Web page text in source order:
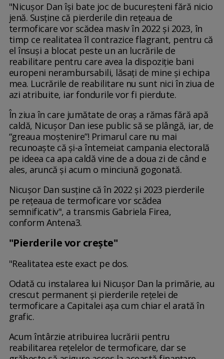
"Nicușor Dan își bate joc de bucureșteni fără nicio
jenă. Susține că pierderile din rețeaua de
termoficare vor scădea masiv în 2022 și 2023, în
timp ce realitatea îl contrazice flagrant, pentru că
el însuși a blocat peste un an lucrările de
reabilitare pentru care avea la dispoziție bani
europeni nerambursabili, lăsați de mine și echipa
mea. Lucrările de reabilitare nu sunt nici în ziua de
azi atribuite, iar fondurile vor fi pierdute.
În ziua în care jumătate de oraș a rămas fără apă
caldă, Nicușor Dan iese public să se plângă, iar, de
“greaua moștenire”! Primarul care nu mai
recunoaște că și-a întemeiat campania electorală
pe ideea ca apa caldă vine de a doua zi de când e
ales, aruncă și acum o minciună gogonată.
Nicușor Dan susține că în 2022 și 2023 pierderile
pe rețeaua de termoficare vor scădea
semnificativ", a transmis Gabriela Firea,
conform Antena3.
"Pierderile vor creşte"
"Realitatea este exact pe dos.
Odată cu instalarea lui Nicușor Dan la primărie, au
crescut permanent și pierderile rețelei de
termoficare a Capitalei așa cum chiar el arată în
grafic.
Acum întârzie atribuirea lucrării pentru
reabilitarea rețelelor de termoficare, dar se